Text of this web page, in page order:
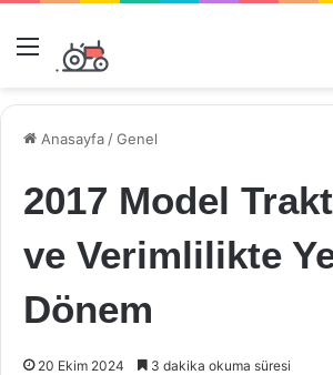
Menü
Anasayfa /Genel
2017 Model
ve Verimlilikte
Dönem
20 Ekim 2024 3 dakika okuma süresi